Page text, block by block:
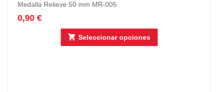
Medalla Relieve 50 mm MR-005
0,90 €
Seleccionar opciones